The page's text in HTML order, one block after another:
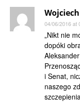
04/06/2016 at
„Nikt nie
dopóki
i Senat,
naszego